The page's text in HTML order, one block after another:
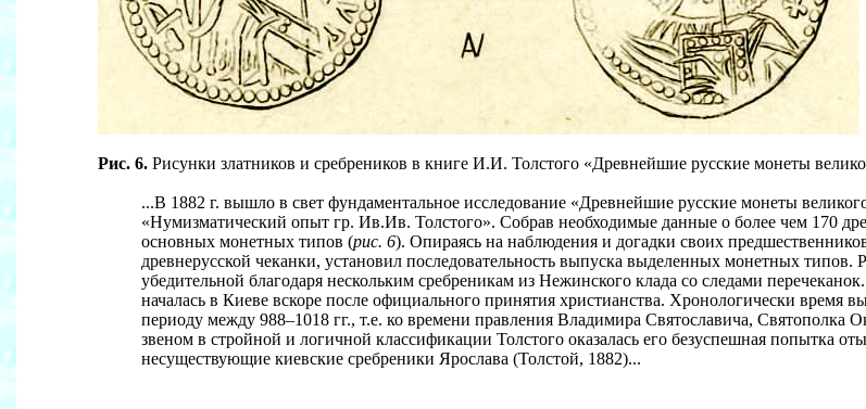
Рис. 6. Рисунки златников и сребреников в книге И.И. Толстого «Древнейшие русские монеты
...В 1882 г. вышло в свет фундаментальное исследование «Древнейшие русские монеты
«Нумизматический опыт гр. Ив.Ив. Толстого». Собрав необходимые данные о более чем 170
основных монетных типов (рис. 6). Опираясь на наблюдения и догадки своих
древнерусской чеканки, установил последовательность выпуска выделенных монетных типов.
убедительной благодаря нескольким сребреникам из Нежинского клада со следами
началась в Киеве вскоре после официального принятия христианства. Хронологически время
периоду между 988–1018 гг., т.е. ко времени правления Владимира Святославича,
звеном в стройной и логичной классификации Толстого оказалась его безуспешная попытка
несуществующие киевские сребреники Ярослава (Толстой, 1882)...